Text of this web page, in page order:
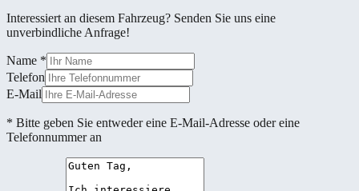
Interessiert an diesem Fahrzeug? Senden Sie uns eine
unverbindliche Anfrage!
Name *
Telefon
E-Mail
* Bitte geben Sie entweder eine E-Mail-Adresse oder eine
Telefonnummer an